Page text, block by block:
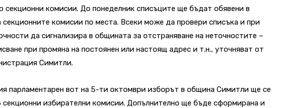
секционни комисии. До понеделник списъците ще бъдат обявени в
комисии по места. Всеки може да провери списъка и при
да сигнализира в общината за отстраняване на неточностите –
при промяна на постоянен или настоящ адрес и т.н., уточняват от
Симитли.
парламентарен вот на 5-ти октомври изборът в община Симитли ще се
секционни избирателни комисии. Допълнително ще бъде сформирана и